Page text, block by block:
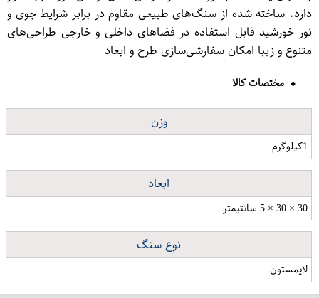
دارد. ساخته شده از سنگ‌های طبیعی مقاوم در برابر شرایط جوی و
نور خورشید قابل استفاده در فضاهای داخلی و خارجی طراحی‌های
متنوع و زیبا امکان سفارشی‌سازی طرح و ابعاد
مختصات کالا
وزن
1کیلوگرم
ابعاد
30 × 30 × 5 سانتیمتر
نوع سنگ
لایمستون